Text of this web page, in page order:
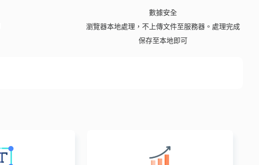
數據安全
瀏覽器本地處理，不上傳文件至服務器。處理完成
保存至本地即可